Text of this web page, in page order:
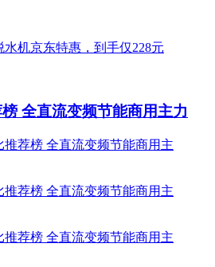
全直流变频节能商用主力